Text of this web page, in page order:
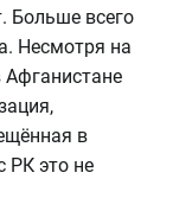
Больше всего
Несмотря на
Афганистане
в
РК это не